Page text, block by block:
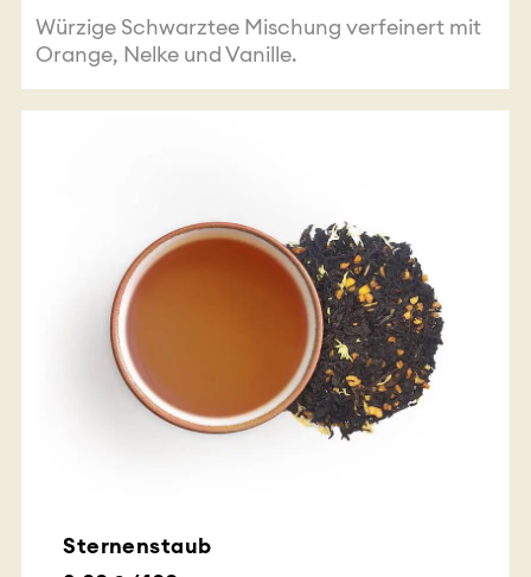
Würzige Schwarztee Mischung verfeinert mit
Orange, Nelke und Vanille.
Sternenstaub